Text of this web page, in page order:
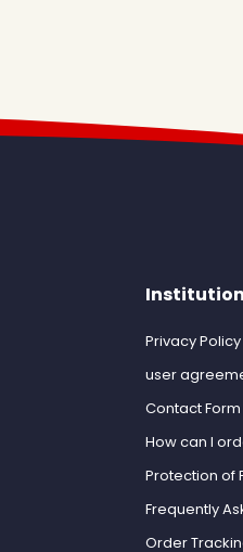
Privacy Policy
user
Contact Form
How can I
Protection of
Frequently
Order